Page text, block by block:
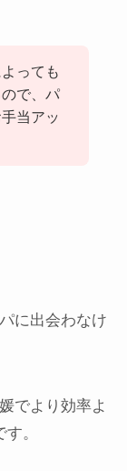
っても
で、パ
当アッ
に出会わなけ
でより効率よ
。